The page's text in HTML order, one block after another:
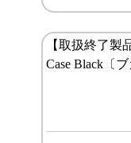
【取扱終了製
Case Black〔ブ